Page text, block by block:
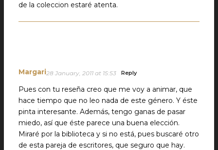
de la coleccion estaré atenta.
Margari28 January, 2011 at 15:53 Reply
Pues con tu reseña creo que me voy a animar, que
hace tiempo que no leo nada de este género. Y éste
pinta interesante. Además, tengo ganas de pasar
miedo, así que éste parece una buena elección.
Miraré por la biblioteca y si no está, pues buscaré otro
de esta pareja de escritores, que seguro que hay.